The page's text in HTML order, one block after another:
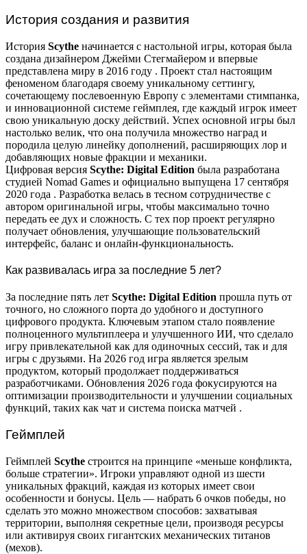
История создания и развития
История Scythe начинается с настольной игры, которая была
создана дизайнером Джейми Стегмайером и впервые
представлена миру в 2016 году . Проект стал настоящим
феноменом благодаря своему уникальному сеттингу,
сочетающему послевоенную Европу с элементами стимпанка,
и инновационной системе геймплея, где каждый игрок имеет
свою уникальную доску действий. Успех основной игры был
настолько велик, что она получила множество наград и
породила целую линейку дополнений, расширяющих лор и
добавляющих новые фракции и механики.
Цифровая версия Scythe: Digital Edition была разработана
студией Nomad Games и официально выпущена 17 сентября
2020 года . Разработка велась в тесном сотрудничестве с
автором оригинальной игры, чтобы максимально точно
передать ее дух и сложность. С тех пор проект регулярно
получает обновления, улучшающие пользовательский
интерфейс, баланс и онлайн-функциональность.
Как развивалась игра за последние 5 лет?
За последние пять лет Scythe: Digital Edition прошла путь от
точного, но сложного порта до удобного и доступного
цифрового продукта. Ключевым этапом стало появление
полноценного мультиплеера и улучшенного ИИ, что сделало
игру привлекательной как для одиночных сессий, так и для
игры с друзьями. На 2026 год игра является зрелым
продуктом, который продолжает поддерживаться
разработчиками. Обновления 2026 года фокусируются на
оптимизации производительности и улучшении социальных
функций, таких как чат и система поиска матчей .
Геймплей
Геймплей Scythe строится на принципе «меньше конфликта,
больше стратегии». Игроки управляют одной из шести
уникальных фракций, каждая из которых имеет свои
особенности и бонусы. Цель — набрать 6 очков победы, но
сделать это можно множеством способов: захватывая
территории, выполняя секретные цели, производя ресурсы
или активируя своих гигантских механических титанов
(мехов).